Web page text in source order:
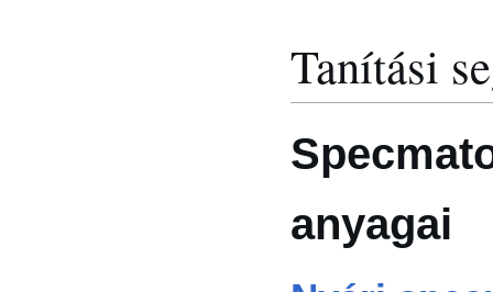
Tanítási
anyagai